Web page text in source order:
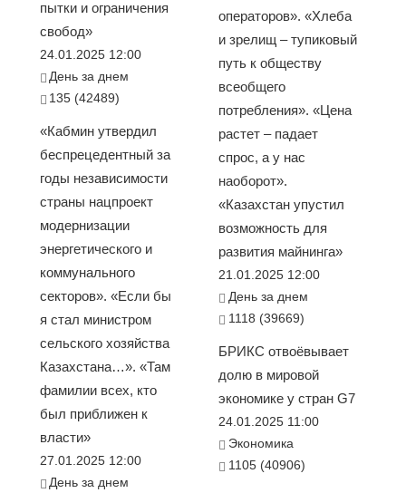
пытки и ограничения
свобод»
24.01.2025 12:00
День за днем
135 (42489)
«Кабмин утвердил
беспрецедентный за
годы независимости
страны нацпроект
модернизации
энергетического и
коммунального
секторов». «Если бы
я стал министром
сельского хозяйства
Казахстана…». «Там
фамилии всех, кто
был приближен к
власти»
27.01.2025 12:00
День за днем
операторов». «Хлеба
и зрелищ – тупиковый
путь к обществу
всеобщего
потребления». «Цена
растет – падает
спрос, а у нас
наоборот».
«Казахстан упустил
возможность для
развития майнинга»
21.01.2025 12:00
День за днем
1118 (39669)
БРИКС отвоёвывает
долю в мировой
экономике у стран G7
24.01.2025 11:00
Экономика
1105 (40906)